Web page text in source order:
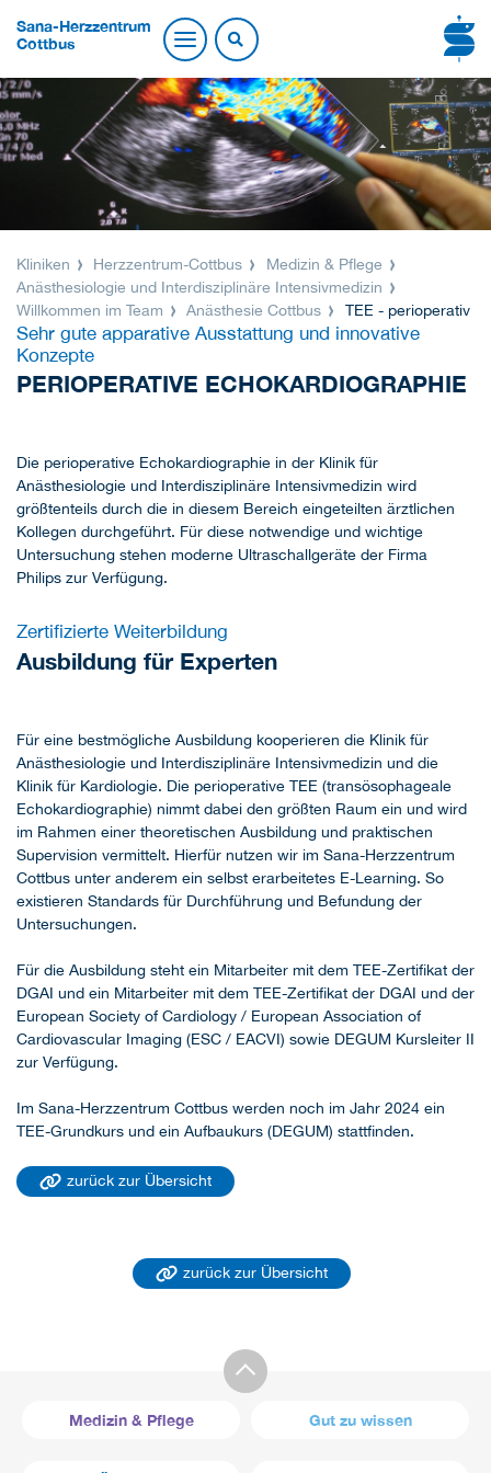
Sana-Herzzentrum
Cottbus
Kliniken Herzzentrum-Cottbus
Medizin & Pflege
Anästhesiologie und Interdisziplinäre Intensivmedizin
Willkommen im Team
Anästhesie Cottbus TEE - perioperativ
Sehr gute apparative Ausstattung und innovative
Konzepte
PERIOPERATIVE ECHOKARDIOGRAPHIE
Die perioperative Echokardiographie in der Klinik für
Anästhesiologie und Interdisziplinäre Intensivmedizin wird
größtenteils durch die in diesem Bereich eingeteilten ärztlichen
Kollegen durchgeführt. Für diese notwendige und wichtige
Untersuchung stehen moderne Ultraschallgeräte der Firma
Philips zur Verfügung.
Zertifizierte Weiterbildung
Ausbildung für Experten
Für eine bestmögliche Ausbildung kooperieren die Klinik für
Anästhesiologie und Interdisziplinäre Intensivmedizin und die
Klinik für Kardiologie. Die perioperative TEE (transösophageale
Echokardiographie) nimmt dabei den größten Raum ein und wird
im Rahmen einer theoretischen Ausbildung und praktischen
Supervision vermittelt. Hierfür nutzen wir im Sana-Herzzentrum
Cottbus unter anderem ein selbst erarbeitetes E-Learning. So
existieren Standards für Durchführung und Befundung der
Untersuchungen.
Für die Ausbildung steht ein Mitarbeiter mit dem TEE-Zertifikat der
DGAI und ein Mitarbeiter mit dem TEE-Zertifikat der DGAI und der
European Society of Cardiology / European Association of
Cardiovascular Imaging (ESC / EACVI) sowie DEGUM Kursleiter II
zur Verfügung.
Im Sana-Herzzentrum Cottbus werden noch im Jahr 2024 ein
TEE-Grundkurs und ein Aufbaukurs (DEGUM) stattfinden.
zurück zur Übersicht
zurück zur Übersicht
Medizin & Pflege Gut zu wissen